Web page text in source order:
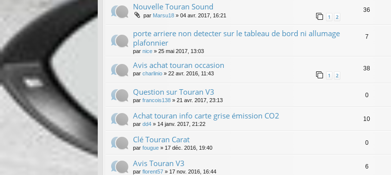
Nouvelle Touran Sound
par Marsu18 » 04 avr. 2017, 16:21 1 2
36
porte arriere non detecter sur le tableau de bord ni allumage
plafonnier
par nice » 25 mai 2017, 13:03
7
Avis achat touran occasion
par charlinio » 22 avr. 2016, 11:43 1 2
38
Question sur Touran V3
par francois138 » 21 avr. 2017, 23:13
0
Achat touran info carte grise émission CO2
par dd4 » 14 janv. 2017, 21:22
10
Clé Touran Carat
par fougue » 17 déc. 2016, 19:40
0
Avis Touran V3
par florent57 » 17 nov. 2016, 16:44
6